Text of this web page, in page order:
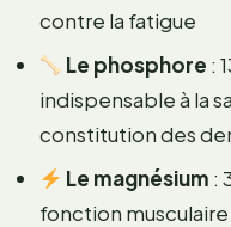
contre la fatigue
Le phosphore :
indispensable à la
constitution des
Le magnésium :
fonction